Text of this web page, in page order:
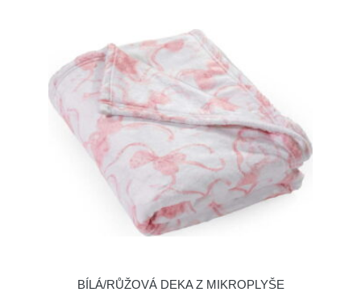
BÍLÁ/RŮŽOVÁ DEKA Z MIKROPLYŠE